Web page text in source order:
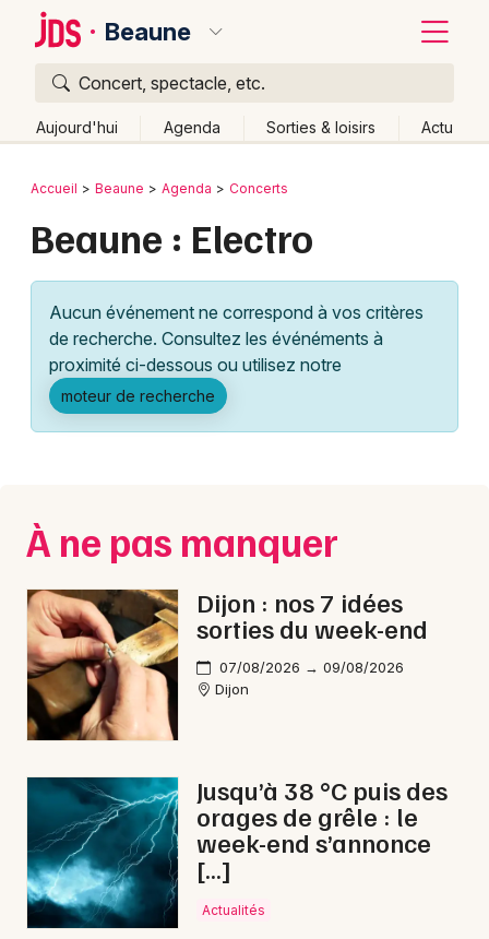
Beaune
Concert, spectacle, etc.
Aujourd'hui Agenda Sorties & loisirs Actu
Publier un événement
Grands événements
Activité & Expérience
Manifestations
Spectacles
Concerts
Sports
Soirées
Sorties famille
Expos
Sorties & loisirs
Electro en Côte d'Or
Bordeaux
Lille
Lyon
Marseille
Nantes
Nice
Paris
Strasbourg
Toulouse
Retour
Accueil Beaune Agenda Concerts
Beaune : Electro
Aucun événement ne correspond à vos critères
de recherche. Consultez les événéments à
proximité ci-dessous ou utilisez notre
moteur de recherche
À ne pas manquer
Dijon : nos 7 idées
sorties du week-end
07/08/2026 → 09/08/2026
Dijon
Jusqu’à 38 °C puis des
orages de grêle : le
week-end s’annonce
[…]
Actualités
Quoi ?
Où ?
Partout
Près de moi Changer de lieu
Quand ?
Ce week-end